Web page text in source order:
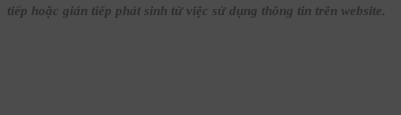
tiếp hoặc gián tiếp phát sinh từ việc sử dụng thông tin trên website.